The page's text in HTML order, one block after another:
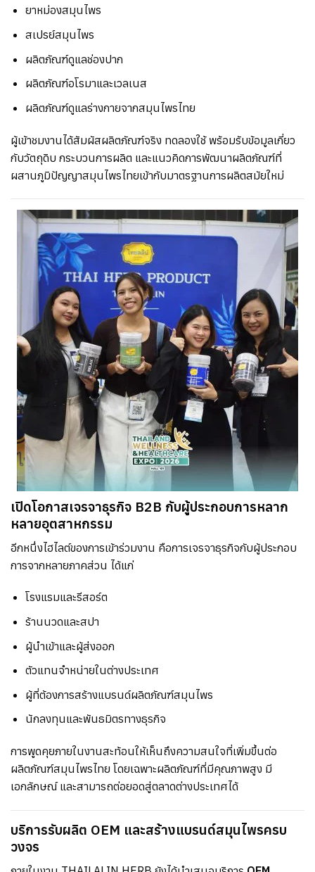
ยาหม่องสมุนไพร
สเปรย์สมุนไพร
ผลิตภัณฑ์ดูแลช่องปาก
ผลิตภัณฑ์อโรมาและเวลเนส
ผลิตภัณฑ์ดูแลร่างกายจากสมุนไพรไทย
ผู้เข้าชมงานได้สัมผัสผลิตภัณฑ์จริง ทดลองใช้ พร้อมรับข้อมูลเกี่ยว
กับวัตถุดิบ กระบวนการผลิต และแนวคิดการพัฒนาผลิตภัณฑ์ที่
ผสานภูมิปัญญาสมุนไพรไทยเข้ากับมาตรฐานการผลิตสมัยใหม่
เปิดโอกาสเจรจาธุรกิจ B2B กับผู้ประกอบการหลาก
หลายอุตสาหกรรม
อีกหนึ่งไฮไลต์ของการเข้าร่วมงาน คือการเจรจาธุรกิจกับผู้ประกอบ
การจากหลายภาคส่วน ได้แก่
โรงแรมและรีสอร์ต
ร้านนวดและสปา
ผู้นำเข้าและผู้ส่งออก
ตัวแทนจำหน่ายในต่างประเทศ
ผู้ที่ต้องการสร้างแบรนด์ผลิตภัณฑ์สมุนไพร
นักลงทุนและพันธมิตรทางธุรกิจ
การพูดคุยภายในงานสะท้อนให้เห็นถึงความสนใจที่เพิ่มขึ้นต่อ
ผลิตภัณฑ์สมุนไพรไทย โดยเฉพาะผลิตภัณฑ์ที่มีคุณภาพสูง มี
เอกลักษณ์ และสามารถต่อยอดสู่ตลาดต่างประเทศได้
บริการรับผลิต OEM และสร้างแบรนด์สมุนไพรครบ
วงจร